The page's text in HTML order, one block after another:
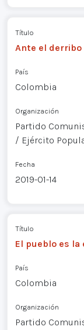
Título
Ante el
País
Colombia
Organización
Partido
/ Ejército
Fecha
2019-01-14
Título
El pueblo es
País
Colombia
Organización
Partido